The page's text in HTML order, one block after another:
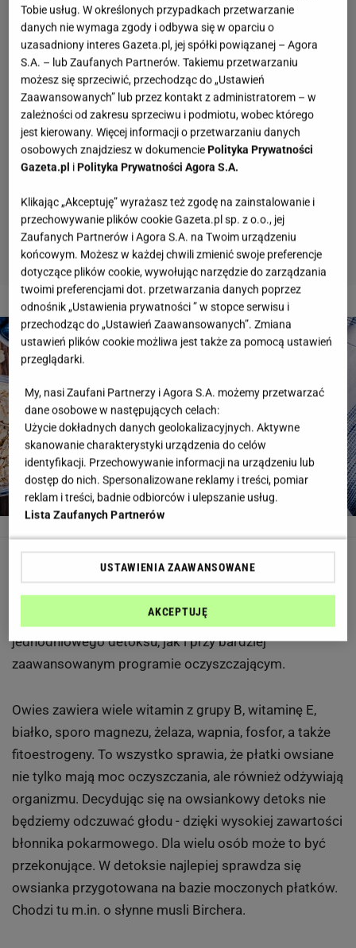
2 z 6
Płatki owsiane
Pełnoziarniste płatki owsiane to detoksowy hit - nie
bez powodu. Sprawdzają się zarówno w trakcie
jednodniowego detoksu, jak i przy bardziej
zaawansowanym programie oczyszczającym.
Owies zawiera wiele witamin z grupy B, witaminę E,
białko, sporo magnezu, żelaza, wapnia, fosfor, a także
fitoestrogeny. To wszystko sprawia, że płatki owsiane
nie tylko mają moc oczyszczania, ale również odżywiają
organizmu. Decydując się na owsiankowy detoks nie
będziemy odczuwać głodu - dzięki wysokiej zawartości
błonnika pokarmowego. Dla wielu osób może to być
przekonujące. W detoksie najlepiej sprawdza się
owsianka przygotowana na bazie moczonych płatków.
Chodzi tu m.in. o słynne musli Birchera.
Tobie usług. W określonych przypadkach przetwarzanie
danych nie wymaga zgody i odbywa się w oparciu o
uzasadniony interes Gazeta.pl, jej spółki powiązanej – Agora
S.A. – lub Zaufanych Partnerów. Takiemu przetwarzaniu
możesz się sprzeciwić, przechodząc do „Ustawień
Zaawansowanych” lub przez kontakt z administratorem – w
zależności od zakresu sprzeciwu i podmiotu, wobec którego
jest kierowany. Więcej informacji o przetwarzaniu danych
osobowych znajdziesz w dokumencie Polityka Prywatności
Gazeta.pl i Polityka Prywatności Agora S.A.
Klikając „Akceptuję” wyrażasz też zgodę na zainstalowanie i
przechowywanie plików cookie Gazeta.pl sp. z o.o., jej
Zaufanych Partnerów i Agora S.A. na Twoim urządzeniu
końcowym. Możesz w każdej chwili zmienić swoje preferencje
dotyczące plików cookie, wywołując narzędzie do zarządzania
twoimi preferencjami dot. przetwarzania danych poprzez
odnośnik „Ustawienia prywatności ” w stopce serwisu i
przechodząc do „Ustawień Zaawansowanych”. Zmiana
ustawień plików cookie możliwa jest także za pomocą ustawień
przeglądarki.
My, nasi Zaufani Partnerzy i Agora S.A. możemy przetwarzać
dane osobowe w następujących celach:
Użycie dokładnych danych geolokalizacyjnych. Aktywne
skanowanie charakterystyki urządzenia do celów
identyfikacji. Przechowywanie informacji na urządzeniu lub
dostęp do nich. Spersonalizowane reklamy i treści, pomiar
reklam i treści, badnie odbiorców i ulepszanie usług.
Lista Zaufanych Partnerów
USTAWIENIA ZAAWANSOWANE
AKCEPTUJĘ